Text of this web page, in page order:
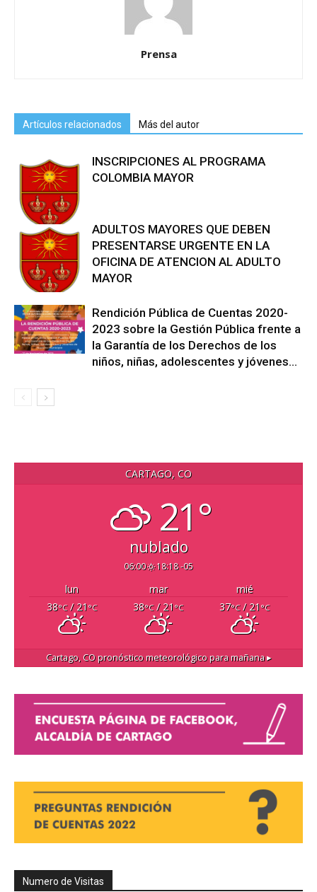
Prensa
Artículos relacionados Más del autor
INSCRIPCIONES AL PROGRAMA
COLOMBIA MAYOR
ADULTOS MAYORES QUE DEBEN
PRESENTARSE URGENTE EN LA
OFICINA DE ATENCION AL ADULTO
MAYOR
Rendición Pública de Cuentas 2020-
2023 sobre la Gestión Pública frente a
la Garantía de los Derechos de los
niños, niñas, adolescentes y jóvenes...
CARTAGO, CO
21°
nublado
06:00 18:18 -05
lun mar
mié
38°C/ 21 °C 38°C/ 21 °C 37°C/ 21 °C
Cartago, COpronóstico meteorológico para mañana ▸
Numero de Visitas